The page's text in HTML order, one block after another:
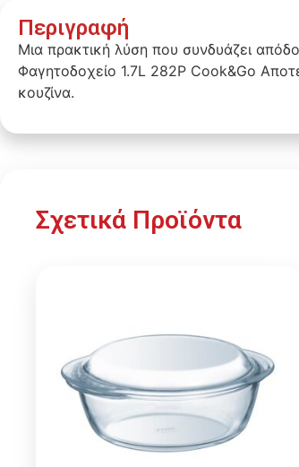
Περιγραφή
Μια πρακτική λύση που συνδυάζει
Φαγητοδοχείο 1.7L 282P Cook&Go
κουζίνα.
Σχετικά Προϊόντα